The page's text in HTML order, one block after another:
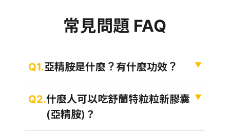
常見問題 FAQ
Q1.亞精胺是什麼？有什麼功效？ ▼
Q2.什麼人可以吃舒蘭特粒粒新膠囊
(亞精胺)？
▼